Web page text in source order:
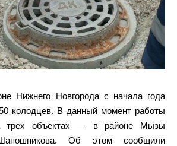
Нижнего Новгорода с начала года
колодцев. В данный момент работы
трех объектах — в районе Мызы
Об этом сообщили